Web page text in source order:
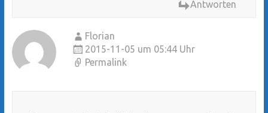
Antworten
Florian
2015-11-05 um 05:44 Uhr
Permalink